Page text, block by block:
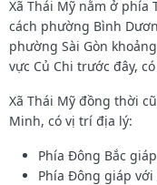
Xã Thái Mỹ nằm ở phía
cách phường Bình
phường Sài Gòn
vực Củ Chi trước đây,
Xã Thái Mỹ đồng thời
Minh, có vị trí địa lý:
Phía Đông Bắc
Phía Đông giáp với